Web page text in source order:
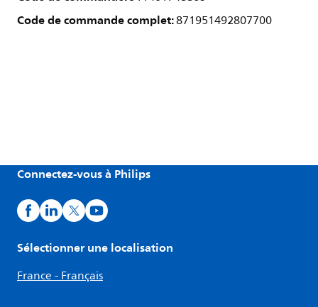
Code de commande complet:871951492807700
Connectez-vous à Philips
Sélectionner une localisation
France - Français